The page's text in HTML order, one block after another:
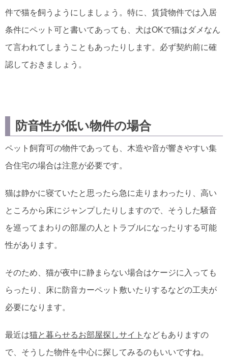
件で猫を飼うようにしましょう。特に、賃貸物件では入居
条件にペット可と書いてあっても、犬はOKで猫はダメなん
て言われてしまうこともあったりします。必ず契約前に確
認しておきましょう。
防音性が低い物件の場合
ペット飼育可の物件であっても、木造や音が響きやすい集
合住宅の場合は注意が必要です。
猫は静かに寝ていたと思ったら急に走りまわったり、高い
ところから床にジャンプしたりしますので、そうした騒音
を巡ってまわりの部屋の人とトラブルになったりする可能
性があります。
そのため、猫が夜中に静まらない場合はケージに入っても
らったり、床に防音カーペット敷いたりするなどの工夫が
必要になります。
最近は猫と暮らせるお部屋探しサイト などもありますの
で、そうした物件を中心に探してみるのもいいですね。